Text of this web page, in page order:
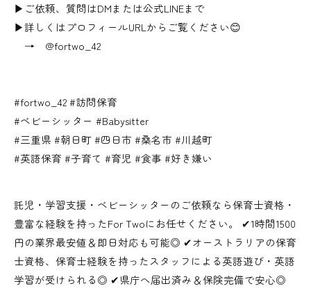
▶ご依頼、質問はDMまたは公式LINEまで
▶詳しくはプロフィールURLからご覧ください😊
→ @fortwo_42
#fortwo_42 #訪問保育
#ベビーシッター #Babysitter
#三重県 #朝日町 #四日市 #桑名市 #川越町
#英語保育 #子育て #育児 #食事 #好き嫌い
託児・学習支援・ベビーシッターのご依頼なら保育士資格・
豊富な経験を持ったFor Twoにお任せください。 ✔︎1時間1500
円の業界最安値＆即日対応も可能◎ ✔︎オーストラリアの保育
士資格、保育士経験を持ったスタッフによる英語遊び・英語
学習が受けられる◎ ✔︎県庁へ届出済み＆保険完備で安心◎